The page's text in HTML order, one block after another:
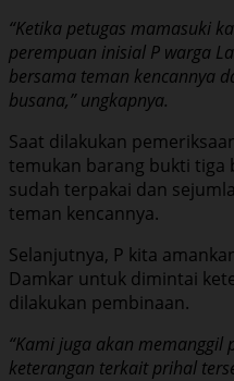
“Ketika petugas mamasuki
perempuan inisial P warga
bersama teman kencannya
busana,” ungkapnya.
Saat dilakukan
temukan barang bukti tiga
sudah terpakai dan
teman kencannya.
Selanjutnya, P kita
Damkar untuk dimintai
dilakukan pembinaan.
“Kami juga akan
keterangan terkait prihal